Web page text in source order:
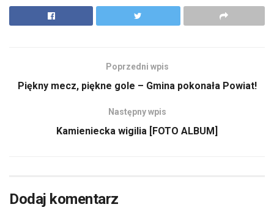
Poprzedni wpis
Piękny mecz, piękne gole – Gmina pokonała Powiat!
Następny wpis
Kamieniecka wigilia [FOTO ALBUM]
Dodaj komentarz